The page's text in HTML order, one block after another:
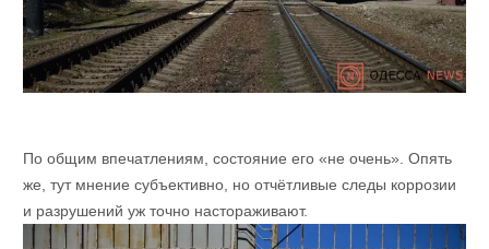
По общим впечатлениям, состояние его «не очень». Опять
же, тут мнение субъективно, но отчётливые следы коррозии
и разрушений уж точно настораживают.